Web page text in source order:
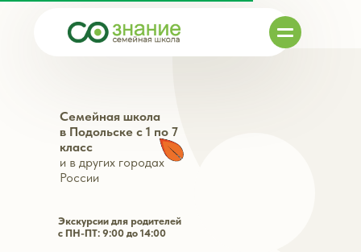
Семейная школа
в Подольске с 1 по 7
класс
и в других городах
России
Экскурсии для родителей
с ПН-ПТ: 9:00 до 14:00